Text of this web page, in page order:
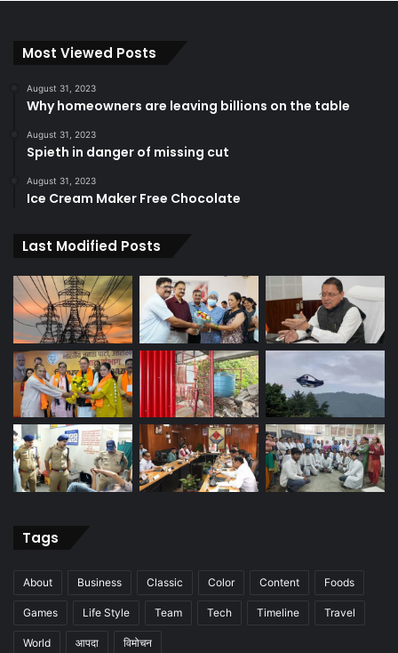
Most Viewed Posts
August 31, 2023
Why homeowners are leaving billions on the table
August 31, 2023
Spieth in danger of missing cut
August 31, 2023
Ice Cream Maker Free Chocolate
Last Modified Posts
Tags
About Business Classic Color Content Foods
Games Life Style Team Tech Timeline Travel
World आपदा विमोचन